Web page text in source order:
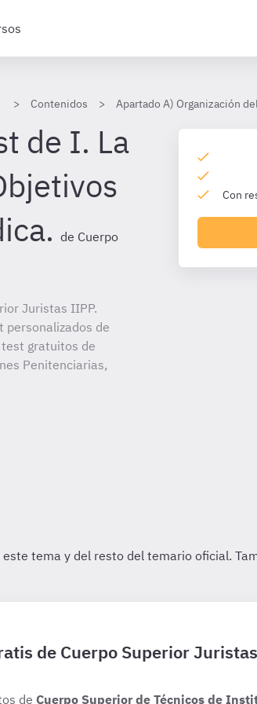
Contenidos Apartado A) Organización
de I. La
de Cuerpo
Juristas IIPP.
personalizados de
gratuitos de
Penitenciarias,
Con
de Cuerpo Superior
de Cuerpo Superior de Técnicos de